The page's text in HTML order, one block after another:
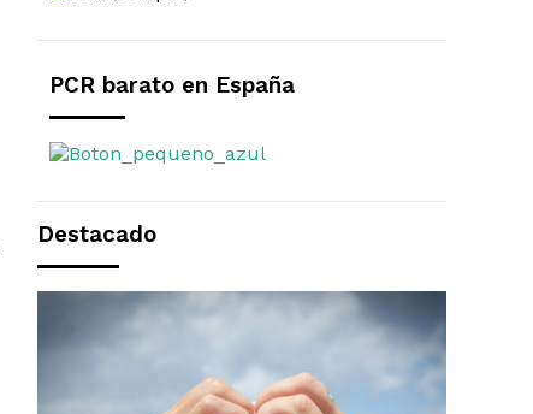
PCR barato en España
Destacado